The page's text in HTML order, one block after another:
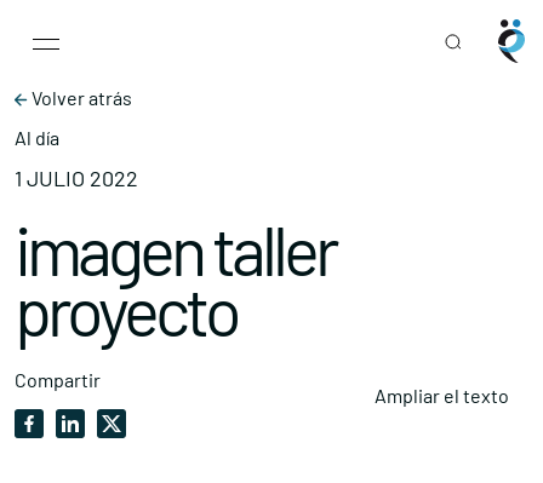
Main Navigation
Volver atrás
Al día
1 JULIO 2022
imagen taller
proyecto
Compartir
Ampliar el texto